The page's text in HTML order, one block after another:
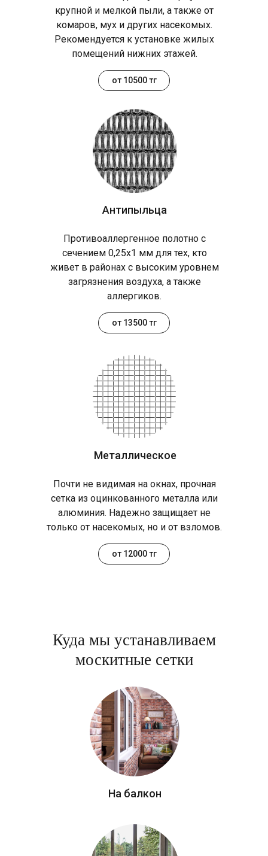
Антипыльца
Противоаллергенное полотно с
сечением 0,25х1 мм для тех, кто
живет в районах с высоким уровнем
загрязнения воздуха, а также
аллергиков.
крупной и мелкой пыли, а также от
комаров, мух и других насекомых.
Рекомендуется к установке жилых
помещений нижних этажей.
Металлическое
Почти не видимая на окнах, прочная
сетка из оцинкованного металла или
алюминия. Надежно защищает не
только от насекомых, но и от взломов.
от 13500 тг
от 10500 тг
от 12000 тг
Куда мы устанавливаем
москитные сетки
На балкон